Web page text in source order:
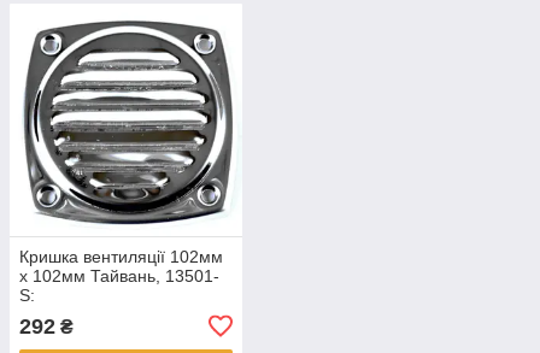
Кришка вентиляції 102мм
x 102мм Тайвань, 13501-
S:
292 ₴